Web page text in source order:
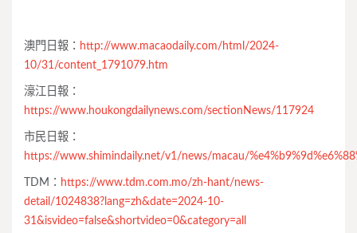
澳門日報： http://www.macaodaily.com/html/2024-
10/31/content_1791079.htm
濠江日報：
https://www.houkongdailynews.com/sectionNews/117924
市民日報：
https://www.shimindaily.net/v1/news/macau/
TDM： https://www.tdm.com.mo/zh-hant/news-
detail/1024838?lang=zh&date=2024-10-
31&isvideo=false&shortvideo=0&category=all